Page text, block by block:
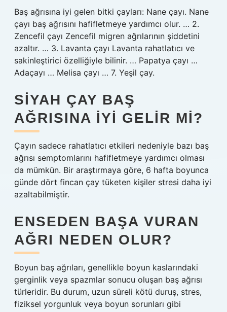
Baş ağrısına iyi gelen bitki çayları: Nane çayı. Nane
çayı baş ağrısını hafifletmeye yardımcı olur. … 2.
Zencefil çayı Zencefil migren ağrılarının şiddetini
azaltır. … 3. Lavanta çayı Lavanta rahatlatıcı ve
sakinleştirici özelliğiyle bilinir. … Papatya çayı …
Adaçayı … Melisa çayı … 7. Yeşil çay.
SIYAH ÇAY BAŞ
AĞRISINA IYI GELIR MI?
Çayın sadece rahatlatıcı etkileri nedeniyle bazı baş
ağrısı semptomlarını hafifletmeye yardımcı olması
da mümkün. Bir araştırmaya göre, 6 hafta boyunca
günde dört fincan çay tüketen kişiler stresi daha iyi
azaltabilmiştir.
ENSEDEN BAŞA VURAN
AĞRI NEDEN OLUR?
Boyun baş ağrıları, genellikle boyun kaslarındaki
gerginlik veya spazmlar sonucu oluşan baş ağrısı
türleridir. Bu durum, uzun süreli kötü duruş, stres,
fiziksel yorgunluk veya boyun sorunları gibi